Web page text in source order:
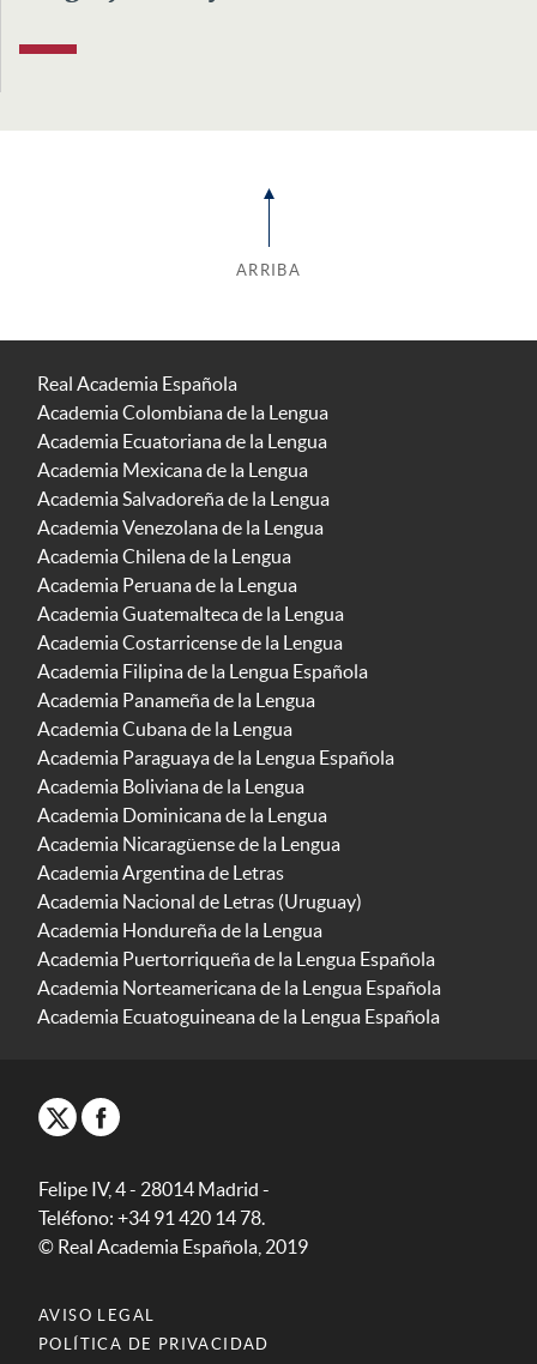
ARRIBA
Real Academia Española
Academia Colombiana de la Lengua
Academia Ecuatoriana de la Lengua
Academia Mexicana de la Lengua
Academia Salvadoreña de la Lengua
Academia Venezolana de la Lengua
Academia Chilena de la Lengua
Academia Peruana de la Lengua
Academia Guatemalteca de la Lengua
Academia Costarricense de la Lengua
Academia Filipina de la Lengua Española
Academia Panameña de la Lengua
Academia Cubana de la Lengua
Academia Paraguaya de la Lengua Española
Academia Boliviana de la Lengua
Academia Dominicana de la Lengua
Academia Nicaragüense de la Lengua
Academia Argentina de Letras
Academia Nacional de Letras (Uruguay)
Academia Hondureña de la Lengua
Academia Puertorriqueña de la Lengua Española
Academia Norteamericana de la Lengua Española
Academia Ecuatoguineana de la Lengua Española
Felipe IV, 4 - 28014 Madrid -
Teléfono: +34 91 420 14 78.
© Real Academia Española, 2019
AVISO LEGAL
POLÍTICA DE PRIVACIDAD